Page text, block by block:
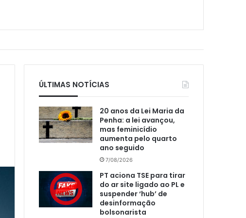
ÚLTIMAS NOTÍCIAS
20 anos da Lei Maria da
Penha: a lei avançou,
mas feminicídio
aumenta pelo quarto
ano seguido
7/08/2026
PT aciona TSE para tirar
do ar site ligado ao PL e
suspender ‘hub’ de
desinformação
bolsonarista